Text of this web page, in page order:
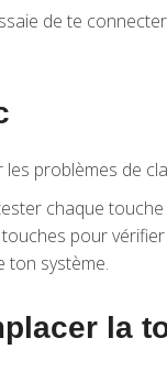
de te
problèmes de
chaque
pour
ton système.
la